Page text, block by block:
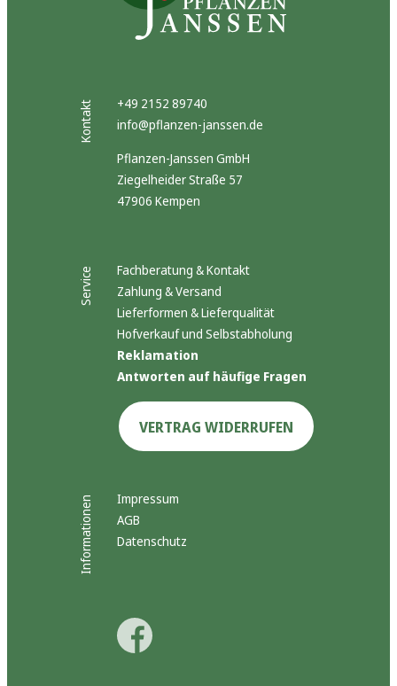
Kontakt
+49 2152 89740
info@pflanzen-janssen.de
Pflanzen-Janssen GmbH
Ziegelheider Straße 57
47906 Kempen
Service
Fachberatung & Kontakt
Zahlung & Versand
Lieferformen & Lieferqualität
Hofverkauf und Selbstabholung
Reklamation
Antworten auf häufige Fragen
VERTRAG WIDERRUFEN
Informationen
Impressum
AGB
Datenschutz